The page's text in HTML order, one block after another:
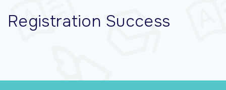
Registration Success